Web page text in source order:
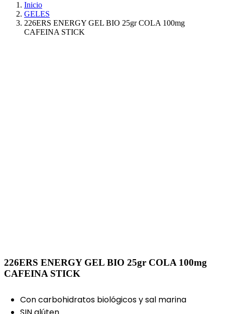
Inicio
GELES
226ERS ENERGY GEL BIO 25gr COLA 100mg
CAFEINA STICK
226ERS ENERGY GEL BIO 25gr COLA 100mg
CAFEINA STICK
Con carbohidratos biológicos y sal marina